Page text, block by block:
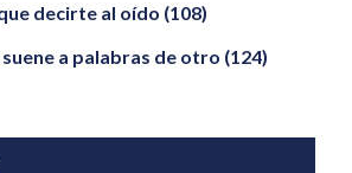
decirte al oído (108)
a palabras de otro (124)